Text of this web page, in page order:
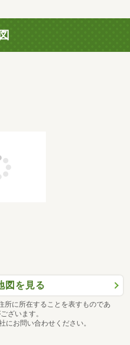
図を見る
所に所在することを表すものであ
ざいます。
お問い合わせください。